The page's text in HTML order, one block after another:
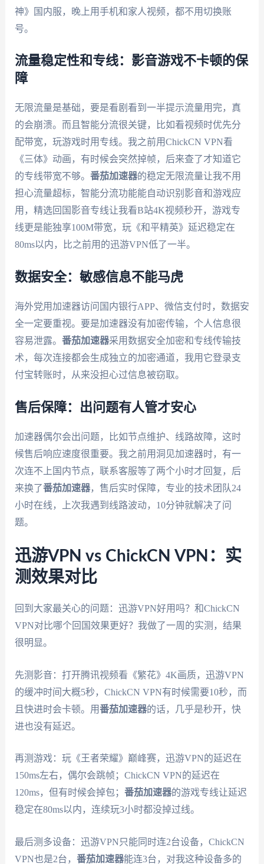
神》国内服，晚上用手机和家人视频，都不用切换账
号。
流量稳定性和专线：影音游戏不卡顿的保
障
无限流量是基础，要是看剧看到一半提示流量用完，真
的会崩溃。而且智能分流很关键，比如看视频时优先分
配带宽，玩游戏时用专线。我之前用ChickCN VPN看
《三体》动画，有时候会突然掉帧，后来查了才知道它
的专线带宽不够。 番茄加速器的稳定无限流量让我不用
担心流量超标，智能分流功能能自动识别影音和游戏应
用，精选回国影音专线让我看B站4K视频秒开，游戏专
线更是能独享100M带宽，玩《和平精英》延迟稳定在
80ms以内，比之前用的迅游VPN低了一半。
数据安全：敏感信息不能马虎
海外党用加速器访问国内银行APP、微信支付时，数据安
全一定要重视。要是加速器没有加密传输，个人信息很
容易泄露。 番茄加速器采用数据安全加密和专线传输技
术，每次连接都会生成独立的加密通道，我用它登录支
付宝转账时，从来没担心过信息被窃取。
售后保障：出问题有人管才安心
加速器偶尔会出问题，比如节点维护、线路故障，这时
候售后响应速度很重要。我之前用洞见加速器时，有一
次连不上国内节点，联系客服等了两个小时才回复，后
来换了番茄加速器，售后实时保障，专业的技术团队24
小时在线，上次我遇到线路波动，10分钟就解决了问
题。
迅游VPN vs ChickCN VPN：实
测效果对比
回到大家最关心的问题：迅游VPN好用吗？和ChickCN
VPN对比哪个回国效果更好？我做了一周的实测，结果
很明显。
先测影音：打开腾讯视频看《繁花》4K画质，迅游VPN
的缓冲时间大概5秒，ChickCN VPN有时候需要10秒，而
且快进时会卡顿。用番茄加速器的话，几乎是秒开，快
进也没有延迟。
再测游戏：玩《王者荣耀》巅峰赛，迅游VPN的延迟在
150ms左右，偶尔会跳帧；ChickCN VPN的延迟在
120ms，但有时候会掉包； 番茄加速器的游戏专线让延迟
稳定在80ms以内，连续玩3小时都没掉过线。
最后测多设备：迅游VPN只能同时连2台设备，ChickCN
VPN也是2台， 番茄加速器能连3台，对我这种设备多的